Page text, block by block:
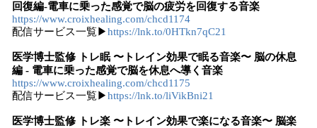
回復編-電車に乗った感覚で脳の疲労を回復する音楽
https://www.croixhealing.com/chcd1174
配信サービス⼀覧▶https://lnk.to/0HTkn7qC21
医学博士監修 トレ眠 〜トレイン効果で眠る音楽〜 脳の休息
編 - 電車に乗った感覚で脳を休息へ導く音楽
https://www.croixhealing.com/chcd1175
配信サービス⼀覧▶https://lnk.to/liVikBni21
医学博士監修 トレ楽 〜トレイン効果で楽になる音楽〜 脳楽